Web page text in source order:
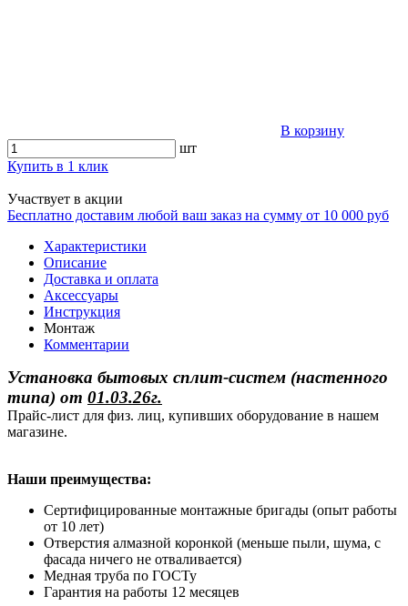
В корзину
шт
Купить в 1 клик
Участвует в акции
Бесплатно доставим любой ваш заказ на сумму от 10 000 руб
Характеристики
Описание
Доставка и оплата
Аксессуары
Инструкция
Монтаж
Комментарии
Установка бытовых сплит-систем (настенного
типа) от 01.03.26г.
Прайс-лист для физ. лиц, купивших оборудование в нашем
магазине.
Наши преимущества:
Сертифицированные монтажные бригады (опыт работы
от 10 лет)
Отверстия алмазной коронкой (меньше пыли, шума, с
фасада ничего не отваливается)
Медная труба по ГОСТу
Гарантия на работы 12 месяцев